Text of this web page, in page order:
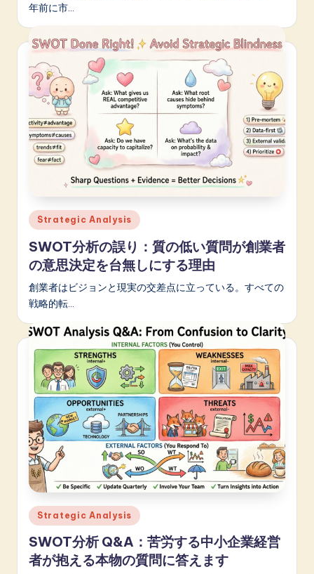
年前に市…
Posted
in
Strategic Analysis
SWOT分析の誤り：質の低い質問が創業者
の意思決定を台無しにする理由
創業者はビジョンと現実の交差点に立っている。すべての
戦略的転…
Posted
in
Strategic Analysis
SWOT分析 Q&A：苦労する中小企業経営
者が抱える本物の質問に答えます